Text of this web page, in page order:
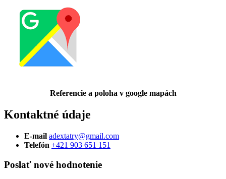
Referencie a poloha v google mapách
Kontaktné údaje
E-mail adextatry@gmail.com
Telefón +421 903 651 151
Poslať nové hodnotenie